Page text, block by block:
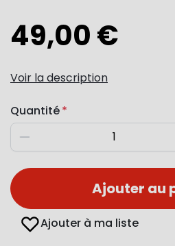
49,00 €
Voir la description
Quantité
Diminuer
Ajouter au
Ajouter à ma liste